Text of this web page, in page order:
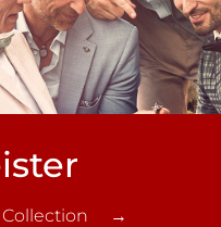
Collection →